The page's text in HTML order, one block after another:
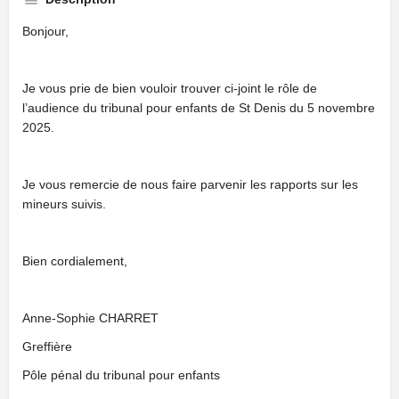
Bonjour,
Je vous prie de bien vouloir trouver ci-joint le rôle de
l’audience du tribunal pour enfants de St Denis du 5 novembre
2025.
Je vous remercie de nous faire parvenir les rapports sur les
mineurs suivis.
Bien cordialement,
Anne-Sophie CHARRET
Greffière
Pôle pénal du tribunal pour enfants